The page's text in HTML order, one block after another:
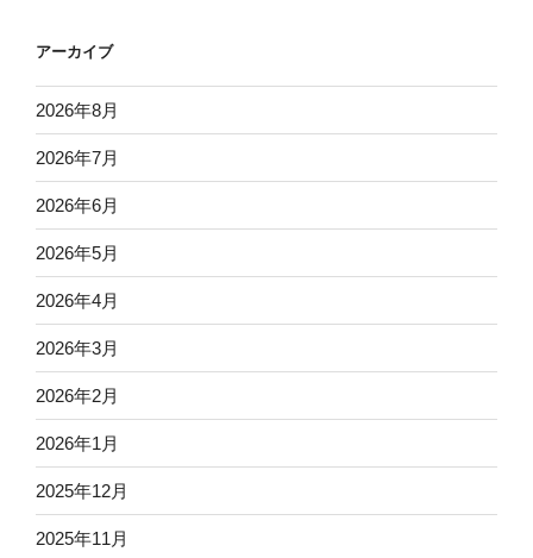
アーカイブ
2026年8月
2026年7月
2026年6月
2026年5月
2026年4月
2026年3月
2026年2月
2026年1月
2025年12月
2025年11月